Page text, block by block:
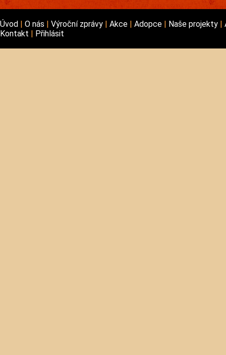
Úvod O nás Výroční zprávy Akce Adopce Naše projekty
Kontakt
Přihlásit